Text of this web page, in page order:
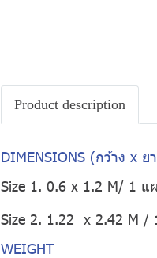
Product description
DIMENSIONS (กว้าง x ย
Size 1. 0.6 x 1.2 M/ 1 แ
Size 2. 1.22 x 2.42 M /
WEIGHT